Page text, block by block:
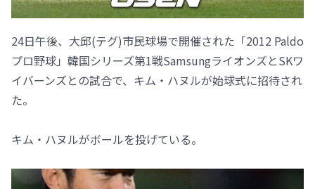
24日午後、大邱(テグ)市民球場で開催された「2012 Paldo
プロ野球」韓国シリーズ第1戦SamsungライオンズとSKワ
イバーンズとの試合で、キム・ハヌルが始球式に招待され
た。
キム・ハヌルがボールを投げている。